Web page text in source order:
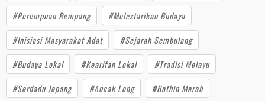
#Perempuan Rempang
#Melestarikan Budaya
#Inisiasi Masyarakat Adat
#Sejarah Sembulang
#Budaya Lokal
#Kearifan Lokal
#Tradisi Melayu
#Serdadu Jepang
#Ancak Long #Bathin Merah